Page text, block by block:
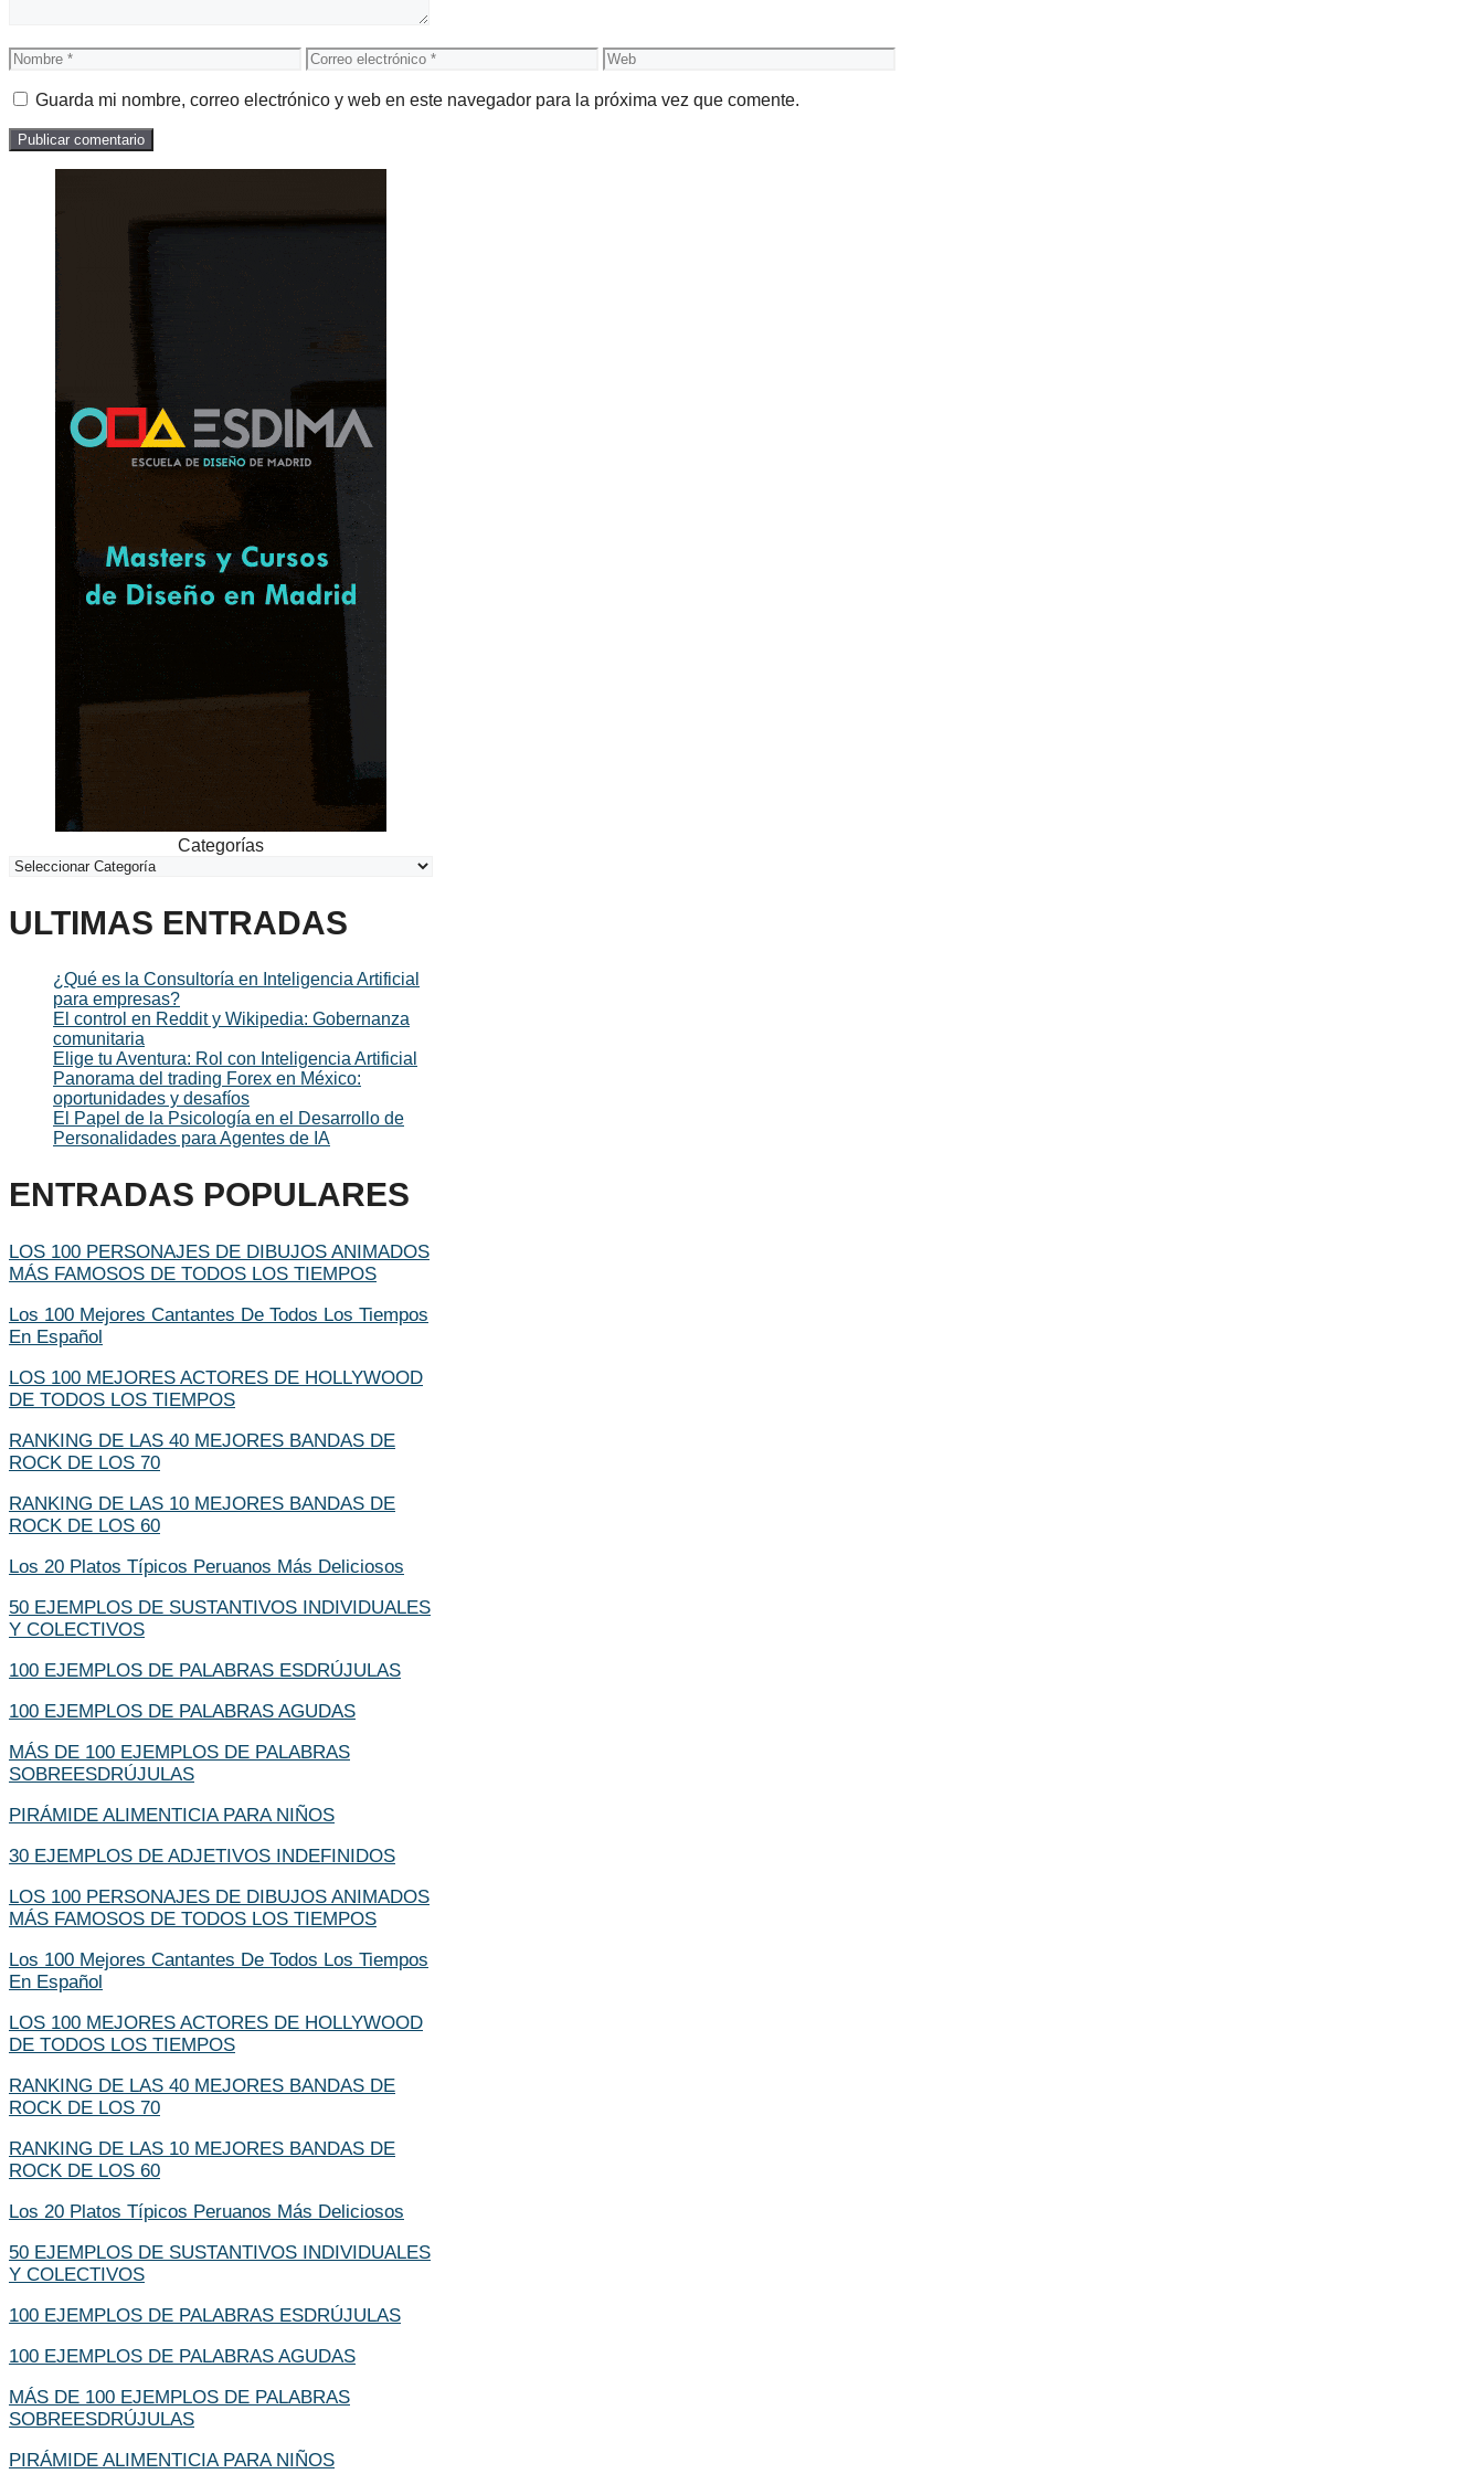
Nombre
Correo
electrónico
Web
Guarda mi nombre, correo electrónico y web en este navegador para la próxima vez que comente.
Categorías
ULTIMAS ENTRADAS
¿Qué es la Consultoría en Inteligencia Artificial
para empresas?
El control en Reddit y Wikipedia: Gobernanza
comunitaria
Elige tu Aventura: Rol con Inteligencia Artificial
Panorama del trading Forex en México:
oportunidades y desafíos
El Papel de la Psicología en el Desarrollo de
Personalidades para Agentes de IA
ENTRADAS POPULARES
LOS 100 PERSONAJES DE DIBUJOS ANIMADOS
MÁS FAMOSOS DE TODOS LOS TIEMPOS
Los 100 Mejores Cantantes De Todos Los Tiempos
En Español
LOS 100 MEJORES ACTORES DE HOLLYWOOD
DE TODOS LOS TIEMPOS
RANKING DE LAS 40 MEJORES BANDAS DE
ROCK DE LOS 70
RANKING DE LAS 10 MEJORES BANDAS DE
ROCK DE LOS 60
Los 20 Platos Típicos Peruanos Más Deliciosos
50 EJEMPLOS DE SUSTANTIVOS INDIVIDUALES
Y COLECTIVOS
100 EJEMPLOS DE PALABRAS ESDRÚJULAS
100 EJEMPLOS DE PALABRAS AGUDAS
MÁS DE 100 EJEMPLOS DE PALABRAS
SOBREESDRÚJULAS
PIRÁMIDE ALIMENTICIA PARA NIÑOS
30 EJEMPLOS DE ADJETIVOS INDEFINIDOS
LOS 100 PERSONAJES DE DIBUJOS ANIMADOS
MÁS FAMOSOS DE TODOS LOS TIEMPOS
Los 100 Mejores Cantantes De Todos Los Tiempos
En Español
LOS 100 MEJORES ACTORES DE HOLLYWOOD
DE TODOS LOS TIEMPOS
RANKING DE LAS 40 MEJORES BANDAS DE
ROCK DE LOS 70
RANKING DE LAS 10 MEJORES BANDAS DE
ROCK DE LOS 60
Los 20 Platos Típicos Peruanos Más Deliciosos
50 EJEMPLOS DE SUSTANTIVOS INDIVIDUALES
Y COLECTIVOS
100 EJEMPLOS DE PALABRAS ESDRÚJULAS
100 EJEMPLOS DE PALABRAS AGUDAS
MÁS DE 100 EJEMPLOS DE PALABRAS
SOBREESDRÚJULAS
PIRÁMIDE ALIMENTICIA PARA NIÑOS